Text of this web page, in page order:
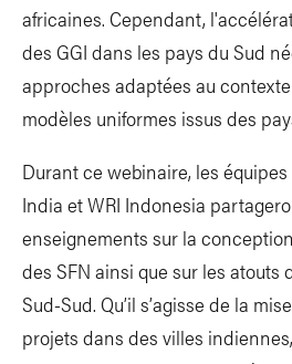
africaines. Cependant,
des GGI dans les pays du Sud
approches adaptées au
modèles uniformes issus des
Durant ce webinaire, les équipes
India et WRI Indonesia
enseignements sur la
des SFN ainsi que sur les atouts
Sud-Sud. Qu’il s’agisse de la
projets dans des villes